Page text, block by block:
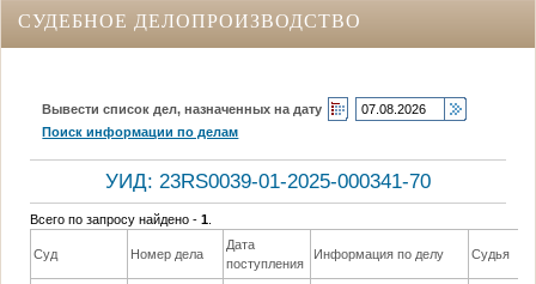
СУДЕБНОЕ ДЕЛОПРОИЗВОДСТВО
Вывести список дел, назначенных на дату
Поиск информации по делам
УИД: 23RS0039-01-2025-000341-70
Всего по запросу найдено -1
Суд Номер дела
Дата
поступления
Информация по делу Судья